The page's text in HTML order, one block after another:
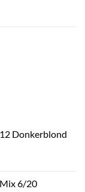
Donkerblond
6/20